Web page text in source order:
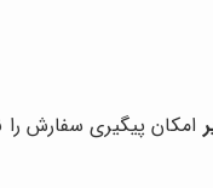
امکان پیگیری سفارش